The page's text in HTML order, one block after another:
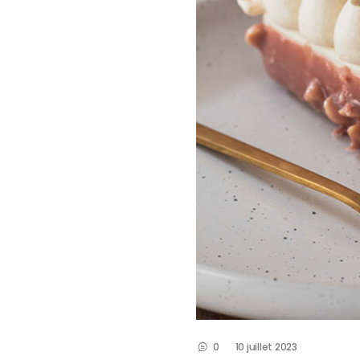
0 10 juillet 2023